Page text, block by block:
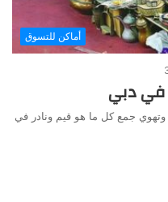
أماكن للتسوق
وتهوي جمع كل ما هو قيم ونادر في